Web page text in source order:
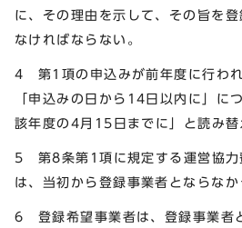
に、その理由を示して、その旨を
なければならない。
4 第1項の申込みが前年度に行わ
「申込みの日から14日以内に」に
該年度の4月15日までに」と読み替
5 第8条第1項に規定する運営協力
は、当初から登録事業者とならなか
6 登録希望事業者は、登録事業者